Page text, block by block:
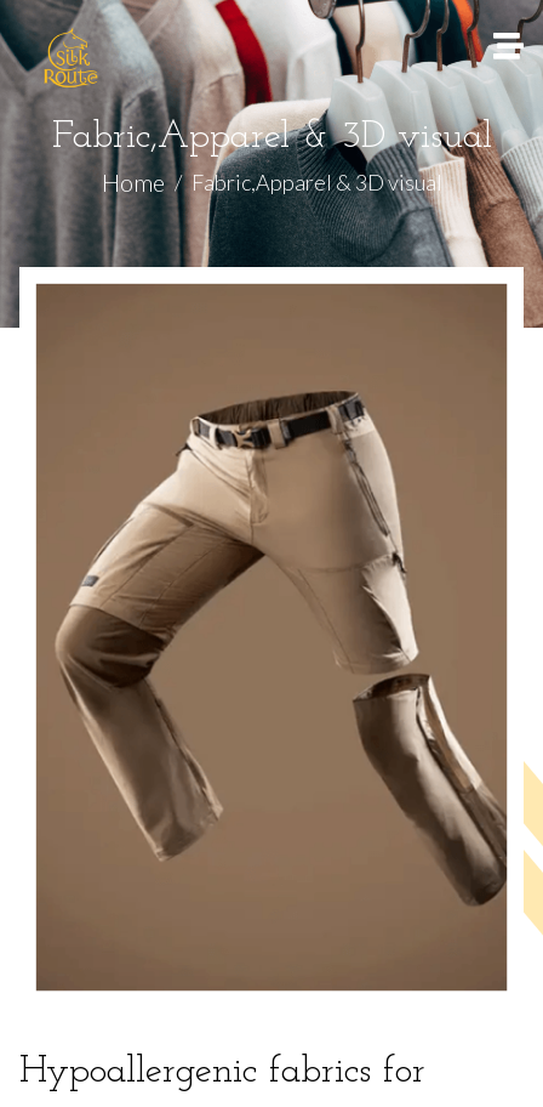
Fabric,Apparel & 3D visual
Home Fabric,Apparel & 3D visual
Hypoallergenic fabrics for